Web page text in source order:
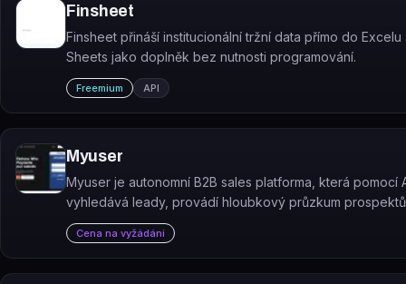
Finsheet
Finsheet přináší institucionální tržní data přímo do
Sheets jako doplněk bez nutnosti programování.
Freemium API
Myuser
Myuser je autonomní B2B sales platforma, která pomocí
vyhledává leady, provádí hloubkový průzkum
automaticky rozesílá hyperpersonalizované e-maily.
Cena na vyžádání